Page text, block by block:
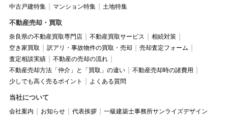
中古戸建特集
マンション特集 土地特集
不動産売却・買取
奈良県の不動産買取専門店 不動産買取サービス
相続対策
空き家買取
訳アリ・事故物件の買取・売却
売却査定フォーム
査定相談実績
不動産の売却の流れ
不動産売却方法「仲介」と「買取」の違い
不動産売却時の諸費用
少しでも高く売るポイント
よくある質問
当社について
会社案内 お知らせ 代表挨拶 一級建築士事務所サンライズデザイン